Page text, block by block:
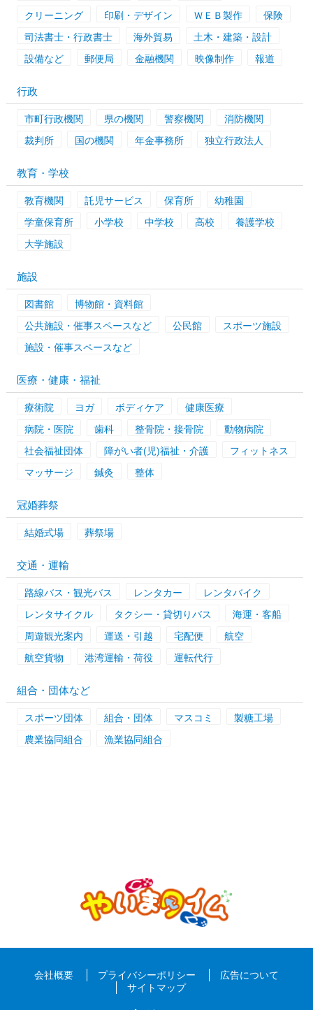
クリーニング
印刷・デザイン ＷＥＢ製作
保険
司法書士・行政書士
海外貿易
土木・建築・設計
設備など
郵便局 金融機関 映像制作 報道
行政
市町行政機関 県の機関 警察機関
消防機関
裁判所
国の機関 年金事務所 独立行政法人
教育・学校
教育機関 託児サービス 保育所
幼稚園
学童保育所
小学校 中学校 高校
養護学校
大学施設
施設
図書館
博物館・資料館
公共施設・催事スペースなど
公民館
スポーツ施設
施設・催事スペースなど
医療・健康・福祉
療術院 ヨガ ボディケア
健康医療
病院・医院
歯科 整骨院・接骨院
動物病院
社会福祉団体
障がい者(児)福祉・介護
フィットネス
マッサージ
鍼灸 整体
冠婚葬祭
結婚式場 葬祭場
交通・運輸
路線バス・観光バス レンタカー
レンタバイク
レンタサイクル
タクシー・貸切りバス
海運・客船
周遊観光案内
運送・引越 宅配便
航空
航空貨物
港湾運輸・荷役 運転代行
組合・団体など
スポーツ団体 組合・団体 マスコミ
製糖工場
農業協同組合
漁業協同組合
会社概要 プライバシーポリシー
広告について
サイトマップ